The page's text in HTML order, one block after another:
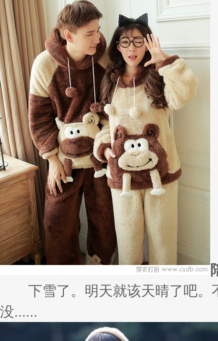
下雪了。明天就该天晴了吧。
没......